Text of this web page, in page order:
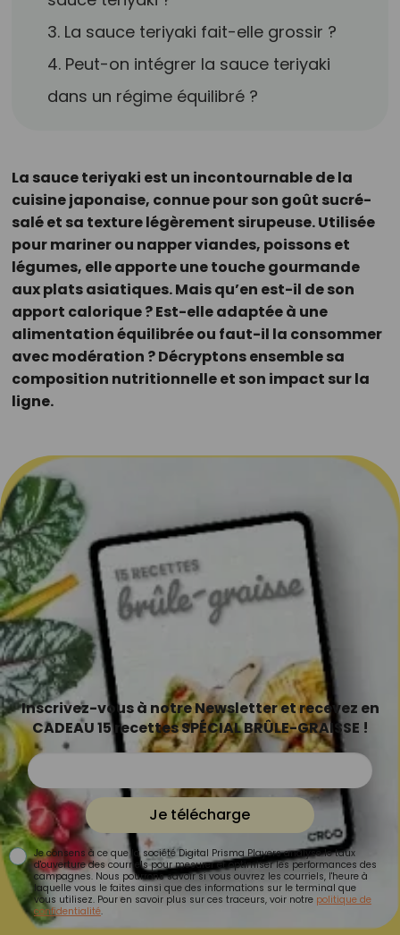
3. La sauce teriyaki fait-elle grossir ?
4. Peut-on intégrer la sauce teriyaki
dans un régime équilibré ?
La sauce teriyaki est un incontournable de la
cuisine japonaise, connue pour son goût sucré-
salé et sa texture légèrement sirupeuse. Utilisée
pour mariner ou napper viandes, poissons et
légumes, elle apporte une touche gourmande
aux plats asiatiques. Mais qu’en est-il de son
apport calorique ? Est-elle adaptée à une
alimentation équilibrée ou faut-il la consommer
avec modération ? Décryptons ensemble sa
composition nutritionnelle et son impact sur la
ligne.
Inscrivez-vous à notre Newsletter et recevez en
CADEAU 15 recettes SPÉCIAL BRÛLE-GRAISSE !
Je télécharge
Je consens à ce que la société Digital Prisma Players analyse le taux
d'ouverture des courriels pour mesurer et optimiser les performances des
campagnes. Nous pourrons savoir si vous ouvrez les courriels, l'heure à
laquelle vous le faites ainsi que des informations sur le terminal que
vous utilisez. Pour en savoir plus sur ces traceurs, voir notre politique de
confidentialité.